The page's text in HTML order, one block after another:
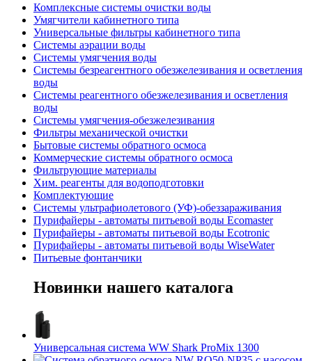
Комплексные системы очистки воды
Умягчители кабинетного типа
Универсальные фильтры кабинетного типа
Системы аэрации воды
Системы умягчения воды
Системы безреагентного обезжелезивания и осветления
воды
Системы реагентного обезжелезивания и осветления
воды
Системы умягчения-обезжелезивания
Фильтры механической очистки
Бытовые системы обратного осмоса
Коммерческие системы обратного осмоса
Фильтрующие материалы
Хим. реагенты для водоподготовки
Комплектующие
Системы ультрафиолетового (УФ)-обеззараживания
Пурифайеры - автоматы питьевой воды Ecomaster
Пурифайеры - автоматы питьевой воды Ecotronic
Пурифайеры - автоматы питьевой воды WiseWater
Питьевые фонтанчики
Новинки нашего каталога
Универсальная система WW Shark ProMix 1300